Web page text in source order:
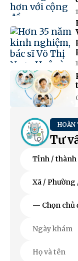
HOÀN
Tư